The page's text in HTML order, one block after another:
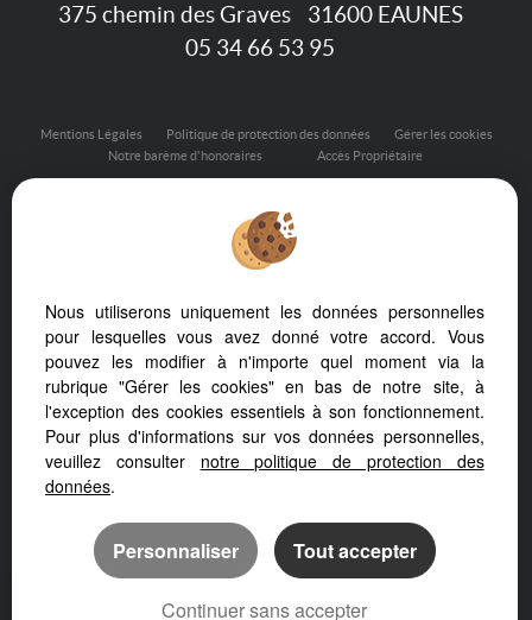
375 chemin des Graves
31600 EAUNES
05 34 66 53 95
Mentions Légales Politique de protection des données
Gérer les cookies
Notre barème d'honoraires
Accès Propriétaire
PC, votre tablette ou votre smartphone, notre site s’adapte
automatiquement aux différents types d'écrans
Logiciel de transaction
Création site immobilier
Référencement site immobilier
Nous utiliserons uniquement les données personnelles
pour lesquelles vous avez donné votre accord. Vous
pouvez les modifier à n'importe quel moment via la
rubrique "Gérer les cookies" en bas de notre site, à
l'exception des cookies essentiels à son fonctionnement.
Pour plus d'informations sur vos données personnelles,
veuillez consulter notre politique de protection des
données.
Personnaliser Tout accepter
Continuer sans accepter